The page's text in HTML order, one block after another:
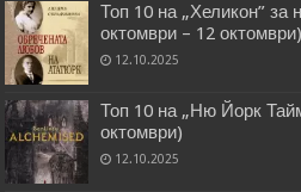
Топ 10 на „Хеликон” за
октомври – 12 октомври)
12.10.2025
Топ 10 на „Ню Йорк
октомври)
12.10.2025